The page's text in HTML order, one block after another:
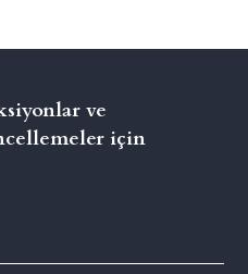
ve
için